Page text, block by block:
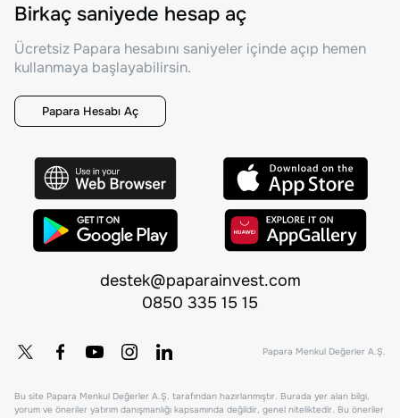
Birkaç saniyede hesap aç
Ücretsiz Papara hesabını saniyeler içinde açıp hemen
kullanmaya başlayabilirsin.
Papara Hesabı Aç
destek@paparainvest.com
0850 335 15 15
Papara Menkul Değerler A.Ş.
Bu site Papara Menkul Değerler A.Ş. tarafından hazırlanmıştır. Burada yer alan bilgi,
yorum ve öneriler yatırım danışmanlığı kapsamında değildir, genel niteliktedir. Bu öneriler